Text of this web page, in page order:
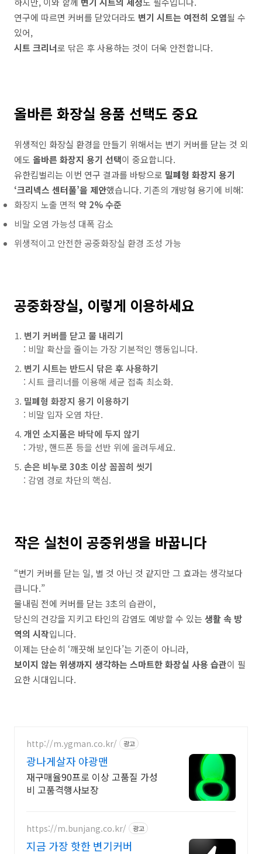
연구에 따르면 커버를 닫았더라도 변기 시트는 여전히 오염될 수
있어,
시트 크리너로 닦은 후사용하는 것이 더욱 안전합니다.
올바른 화장실 용품 선택도 중요
위생적인 화장실 환경을 만들기 위해서는 변기 커버를 닫는 것 외
에도 올바른 화장지 용기 선택이 중요합니다.
유한킴벌리는 이번 연구 결과를 바탕으로 밀폐형 화장지 용기
‘크리넥스 센터풀’을 제안했습니다. 기존의 개방형 용기에 비해:
화장지 노출 면적 약 2% 수준
비말 오염 가능성 대폭 감소
위생적이고 안전한공중화장실 환경 조성 가능
공중화장실, 이렇게 이용하세요
변기 커버를 닫고 물 내리기
: 비말 확산을 줄이는 가장기본적인 행동입니다.
변기 시트는 반드시 닦은 후사용하기
: 시트 클리너를 이용해 세균 접촉 최소화.
밀폐형 화장지 용기 이용하기
: 비말 입자오염 차단.
개인 소지품은 바닥에 두지 않기
: 가방, 핸드폰 등을 선반 위에 올려두세요.
손은 비누로30초 이상 꼼꼼히 씻기
: 감염 경로 차단의 핵심.
작은 실천이 공중위생을 바꿉니다
“변기 커버를 닫는 일, 별 것 아닌 것 같지만 그 효과는 생각보다
큽니다.”
물내림 전에 커버를 닫는 3초의 습관이,
당신의 건강을 지키고 타인의 감염도 예방할 수 있는 생활 속 방
역의 시작입니다.
이제는 단순히 ‘깨끗해 보인다’는 기준이 아니라,
보이지 않는 위생까지 생각하는 스마트한화장실 사용 습관이 필
요한시대입니다.
http://m.ygman.co.kr/ 광고
광나게살자 야광맨
재구매율90프로 이상 고품질 가성
비 고품격행사보장
https://m.bunjang.co.kr/ 광고
지금 가장 핫한 변기커버